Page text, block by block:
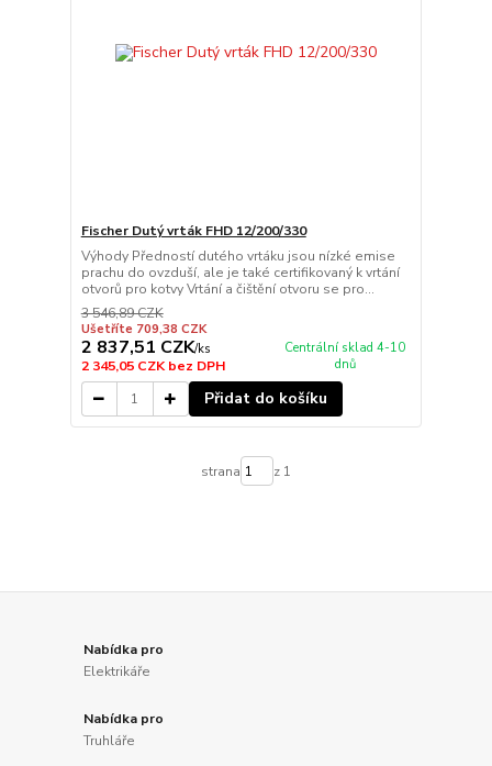
Fischer Dutý vrták FHD 12/200/330
Výhody Předností dutého vrtáku jsou nízké emise
prachu do ovzduší, ale je také certifikovaný k vrtání
otvorů pro kotvy Vrtání a čištění otvoru se pro...
3 546,89 CZK
Ušetříte 709,38 CZK
2 837,51 CZK/ks
2 345,05 CZKbez DPH
Centrální sklad 4-10
dnů
Přidat do košíku
strana z 1
Nabídka pro
Elektrikáře
Nabídka pro
Truhláře